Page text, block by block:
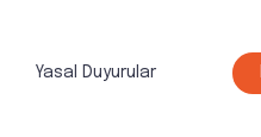
Yasal Duyurular